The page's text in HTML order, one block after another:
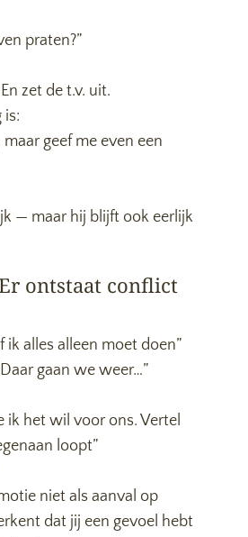
praten?”
zet de t.v. uit.
is:
geef me even een
— maar hij blijft ook eerlijk
ontstaat conflict
ik alles alleen moet doen”
gaan we weer…”
ik het wil voor ons. Vertel
loopt”
niet als aanval op
dat jij een gevoel hebt